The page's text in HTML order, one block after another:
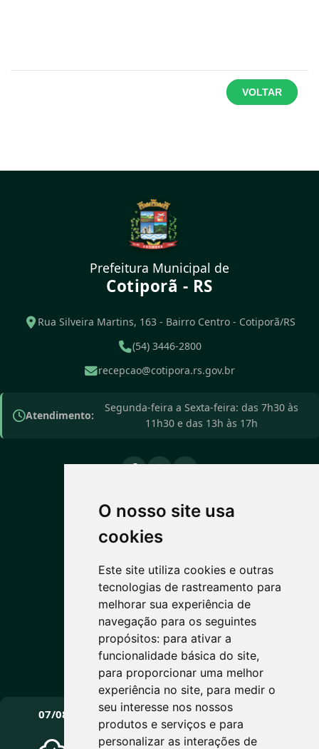
O nosso site usa
cookies
Este site utiliza cookies e outras
tecnologias de rastreamento para
melhorar sua experiência de
navegação para os seguintes
propósitos: para ativar a
funcionalidade básica do site,
para proporcionar uma melhor
experiência no site, para medir o
seu interesse nos nossos
produtos e serviços e para
personalizar as interações de
VOLTAR
Prefeitura Municipal de
Cotiporã - RS
Rua Silveira Martins, 163 - Bairro Centro - Cotiporã/RS
(54) 3446-2800
recepcao@cotipora.rs.gov.br
Atendimento:
Segunda-feira a Sexta-feira: das 7h30 às
11h30 e das 13h às 17h
PREVISÃO DO TEMPO
14°C
Nublado
Máx: 15° • Mín: 6°
Vento: 6.9 km/h
07/08 08/08